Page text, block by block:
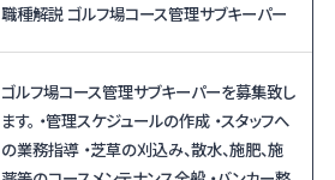
職種解説 ゴルフ場コース管理サブキーパー
ゴルフ場コース管理サブキーパーを募集致し
ます。 ・管理スケジュールの作成 ・スタッフへ
の業務指導 ・芝草の刈込み、散水、施肥、施